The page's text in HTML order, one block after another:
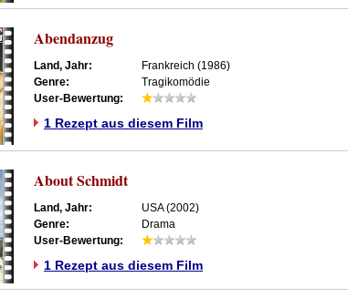
Abendanzug
Land, Jahr:
Frankreich (1986)
Genre:
Tragikomödie
User-Bewertung:
1 Rezept aus diesem Film
About Schmidt
Land, Jahr:
USA (2002)
Genre:
Drama
User-Bewertung:
1 Rezept aus diesem Film